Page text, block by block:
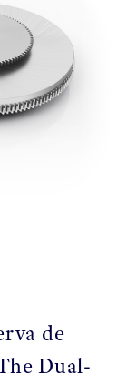
de
Dual-